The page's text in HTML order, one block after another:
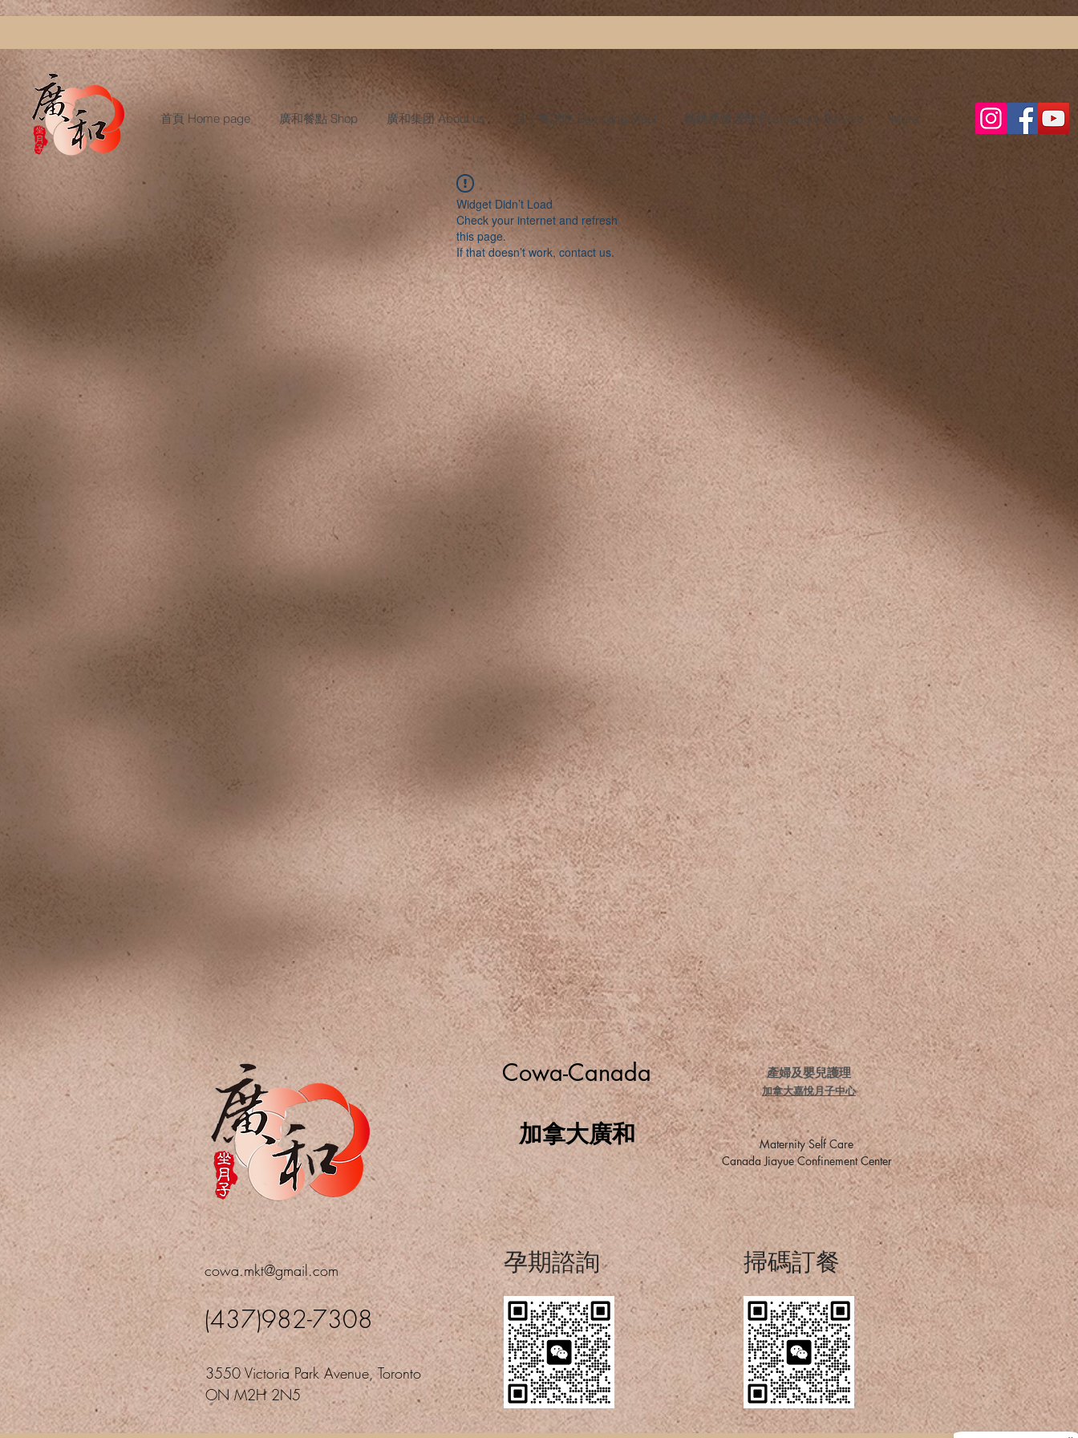
首頁 Home page 廣和餐點 Shop 廣和集团 About us 月子餐試吃 Sampling Meal 媽媽產後護理 Postpartum Service More
Widget Didn’t Load
Check your internet and refresh
this page.
If that doesn’t work, contact us.
Cowa-Canada
加拿大廣和
​產婦及嬰兒護理
加拿大嘉悅月子中心
​Maternity Self Care
​Canada Jiayue Confinement Center
cowa.mkt@gmail.com
(437)982-7308
3550 Victoria Park Avenue, Toronto
ON M2H 2N5
​孕期諮詢 掃碼訂餐